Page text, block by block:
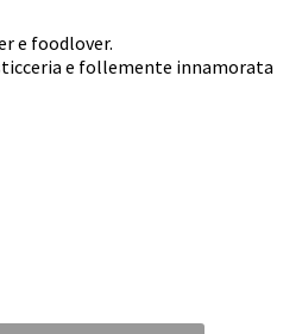
e foodlover.
e follemente innamorata